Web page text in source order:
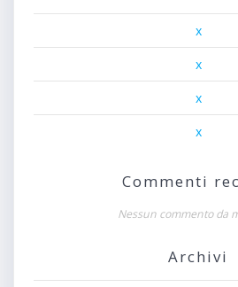
x
x
x
x
Commenti
Nessun commento da
Archivi